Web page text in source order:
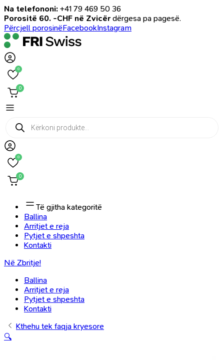
Na telefononi: +41 79 469 50 36
Porositë 60. -CHF në Zvicër dërgesa pa pagesë.
Përcjell porosinëFacebookInstagram
0
0
Products
search
0
0
Të gjitha kategoritë
Ballina
Arritjet e reja
Pytjet e shpeshta
Kontakti
Në Zbritje!
Ballina
Arritjet e reja
Pytjet e shpeshta
Kontakti
Kthehu tek faqja kryesore
🔍